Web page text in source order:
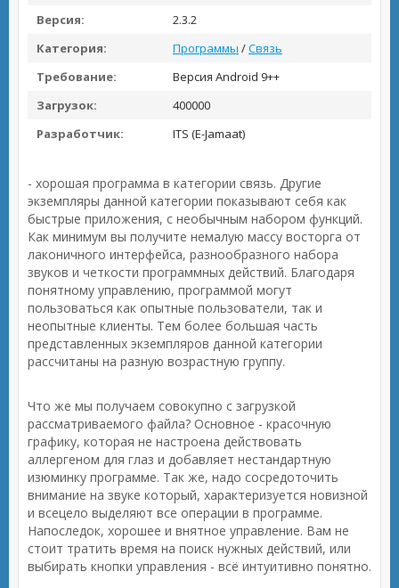
Версия:
2.3.2
Категория:
Программы /Связь
Требование:
Версия Android 9++
Загрузок:
400000
Разработчик:
ITS (E-Jamaat)
- хорошая программа в категории связь. Другие
экземпляры данной категории показывают себя как
быстрые приложения, с необычным набором функций.
Как минимум вы получите немалую массу восторга от
лаконичного интерфейса, разнообразного набора
звуков и четкости программных действий. Благодаря
понятному управлению, программой могут
пользоваться как опытные пользователи, так и
неопытные клиенты. Тем более большая часть
представленных экземпляров данной категории
рассчитаны на разную возрастную группу.
Что же мы получаем совокупно с загрузкой
рассматриваемого файла? Основное - красочную
графику, которая не настроена действовать
аллергеном для глаз и добавляет нестандартную
изюминку программе. Так же, надо сосредоточить
внимание на звуке который, характеризуется новизной
и всецело выделяют все операции в программе.
Напоследок, хорошее и внятное управление. Вам не
стоит тратить время на поиск нужных действий, или
выбирать кнопки управления - всё интуитивно понятно.